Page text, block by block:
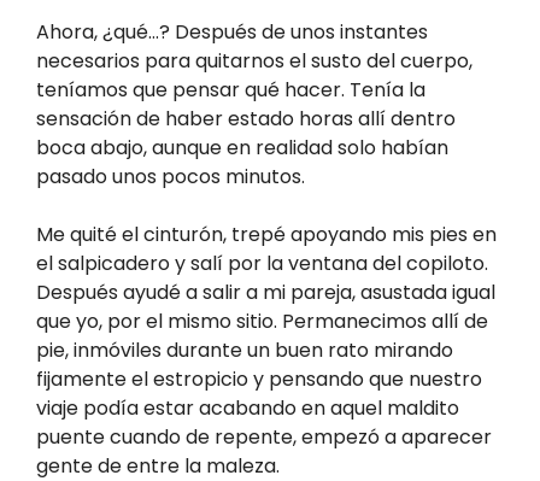
Ahora, ¿qué…? Después de unos instantes
necesarios para quitarnos el susto del cuerpo,
teníamos que pensar qué hacer. Tenía la
sensación de haber estado horas allí dentro
boca abajo, aunque en realidad solo habían
pasado unos pocos minutos.
Me quité el cinturón, trepé apoyando mis pies en
el salpicadero y salí por la ventana del copiloto.
Después ayudé a salir a mi pareja, asustada igual
que yo, por el mismo sitio. Permanecimos allí de
pie, inmóviles durante un buen rato mirando
fijamente el estropicio y pensando que nuestro
viaje podía estar acabando en aquel maldito
puente cuando de repente, empezó a aparecer
gente de entre la maleza.